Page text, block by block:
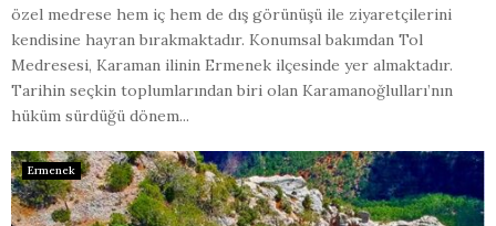
özel medrese hem iç hem de dış görünüşü ile ziyaretçilerini
kendisine hayran bırakmaktadır. Konumsal bakımdan Tol
Medresesi, Karaman ilinin Ermenek ilçesinde yer almaktadır.
Tarihin seçkin toplumlarından biri olan Karamanoğlulları’nın
hüküm sürdüğü dönem...
Ermenek